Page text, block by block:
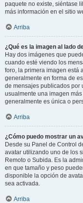
paquete no existe, siéntase
más información en el sitio
Arriba
¿Qué es la imagen al lado
Hay dos imágenes que
cuando esté viendo los
foro, la primera imagen está
generalmente en forma de
de mensajes publicados por
usualmente una imagen
generalmente es única o
Arriba
¿Cómo puedo mostrar un
Desde su Panel de Control
avatar utilizando uno de los
Remoto o Subida. Es la
en que tamaño y peso
disponible la opción de
sea activada.
Arriba